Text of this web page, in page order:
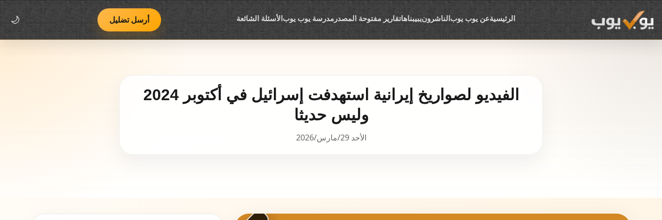
فريق يوب يوبمنهجية العمل وسياسة التصحيح
الرئيسيةعن يوب يوبالناشرونيبيبناهاتقارير مفتوحة المصدرمدرسة يوب يوبالأسئلة الشائعة أرسل تضليل 🌙
وليس حديثا